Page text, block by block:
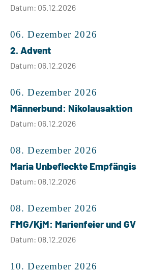
Datum: 05.12.2026
06. Dezember 2026
2. Advent
Datum: 06.12.2026
06. Dezember 2026
Männerbund: Nikolausaktion
Datum: 06.12.2026
08. Dezember 2026
Maria Unbefleckte Empfängis
Datum: 08.12.2026
08. Dezember 2026
FMG/KjM: Marienfeier und GV
Datum: 08.12.2026
10. Dezember 2026